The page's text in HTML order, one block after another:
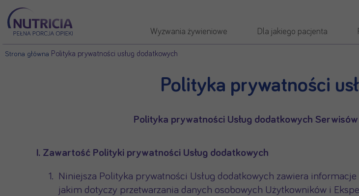
Wyzwania żywieniowe Dla jakiego pacjenta
Strona główna Polityka prywatności usług dodatkowych
Polityka prywatności
Polityka prywatności Usług dodatkowych
I. Zawartość Polityki prywatności Usług dodatkowych
Niniejsza Polityka prywatności Usług dodatkowych zawiera
jakim dotyczy przetwarzania danych osobowych Użytkowników i